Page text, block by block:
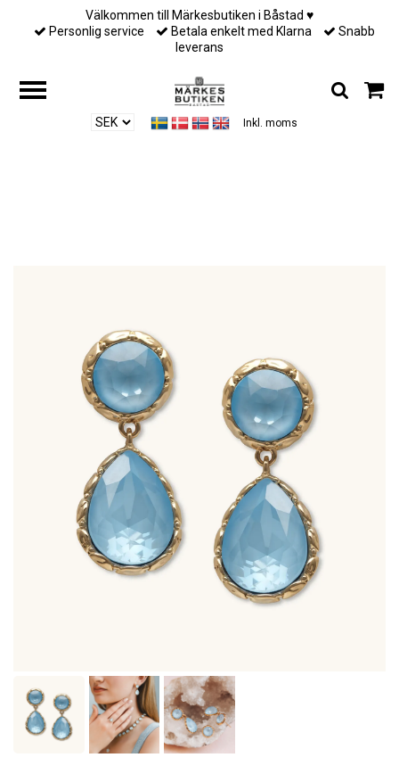
Välkommen till Märkesbutiken i Båstad ♥︎
Personlig service
Betala enkelt med Klarna
Snabb
leverans
Inkl. moms